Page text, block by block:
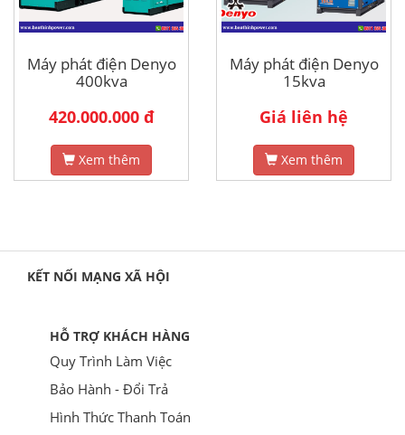
Máy phát điện Denyo
400kva
420.000.000 đ
Xem thêm
Máy phát điện Denyo
15kva
Giá liên hệ
Xem thêm
KẾT NỐI MẠNG XÃ HỘI
HỖ TRỢ KHÁCH HÀNG
Quy Trình Làm Việc
Bảo Hành - Đổi Trả
Hình Thức Thanh Toán